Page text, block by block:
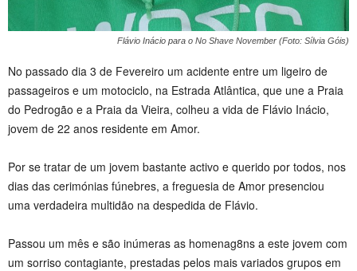
Flávio Inácio para o No Shave November (Foto: Sílvia Góis)
No passado dia 3 de Fevereiro um acidente entre um ligeiro de
passageiros e um motociclo, na Estrada Atlântica, que une a Praia
do Pedrogão e a Praia da Vieira, colheu a vida de Flávio Inácio,
jovem de 22 anos residente em Amor.
Por se tratar de um jovem bastante activo e querido por todos, nos
dias das cerimónias fúnebres, a freguesia de Amor presenciou
uma verdadeira multidão na despedida de Flávio.
Passou um mês e são inúmeras as homenag8ns a este jovem com
um sorriso contagiante, prestadas pelos mais variados grupos em